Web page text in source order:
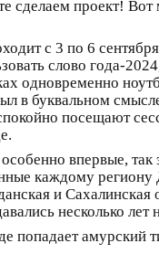
сделаем проект!
с 3 по 6
слово года-
одновременно
в буквальном
посещают
впервые,
каждому
и
несколько
попадает амурский